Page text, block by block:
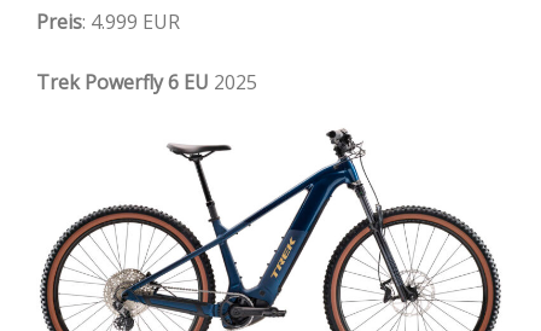
Preis: 4.999 EUR
Trek Powerfly 6 EU 2025